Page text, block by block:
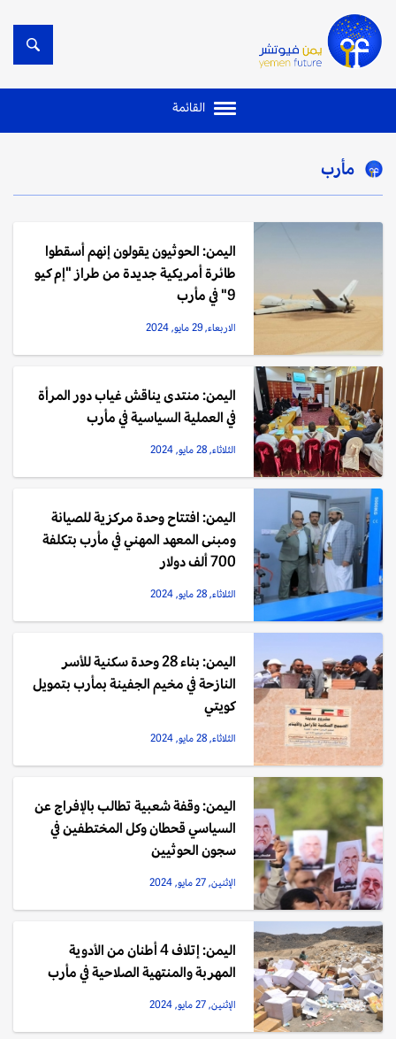
القائمة
مأرب
اليمن: الحوثيون يقولون إنهم أسقطوا
طائرة أمريكية جديدة من طراز "إم كيو
9" في مأرب
الاربعاء, 29 مايو, 2024
اليمن: منتدى يناقش غياب دور المرأة
في العملية السياسية في مأرب
الثلاثاء, 28 مايو, 2024
اليمن: افتتاح وحدة مركزية للصيانة
ومبنى المعهد المهني في مأرب بتكلفة
700 ألف دولار
الثلاثاء, 28 مايو, 2024
اليمن: بناء 28 وحدة سكنية للأسر
النازحة في مخيم الجفينة بمأرب بتمويل
كويتي
الثلاثاء, 28 مايو, 2024
اليمن: وقفة شعبية تطالب بالإفراج عن
السياسي قحطان وكل المختطفين في
سجون الحوثيين
الإثنين, 27 مايو, 2024
اليمن: إتلاف 4 أطنان من الأدوية
المهربة والمنتهية الصلاحية في مأرب
الإثنين, 27 مايو, 2024